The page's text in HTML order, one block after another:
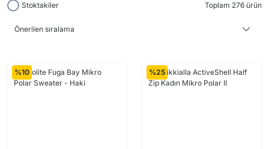
Stoktakiler Toplam 276 ürün
%10 %25